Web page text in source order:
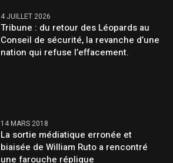
4 JUILLET 2026
Tribune : du retour des Léopards au
Conseil de sécurité, la revanche d’une
nation qui refuse l’effacement.
14 MARS 2018
La sortie médiatique erronée et
biaisée de William Ruto a rencontré
une farouche réplique